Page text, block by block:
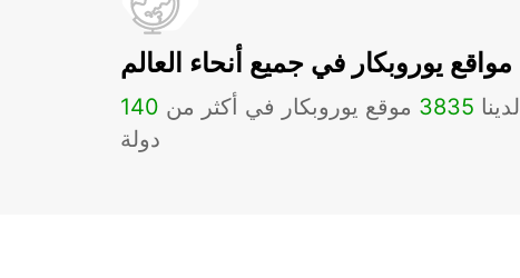
مواقع يوروبكار في جميع أنحاء العالم
لدينا 3835 موقع يوروبكار في أكثر من 140
دولة